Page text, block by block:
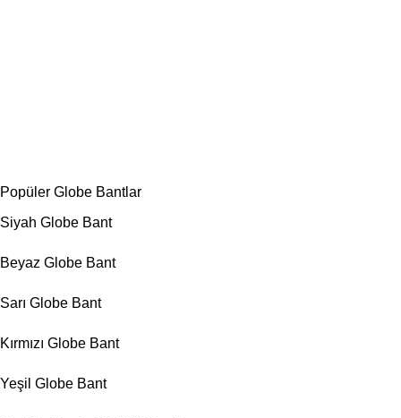
Popüler Globe Bantlar
Siyah Globe Bant
Beyaz Globe Bant
Sarı Globe Bant
Kırmızı Globe Bant
Yeşil Globe Bant